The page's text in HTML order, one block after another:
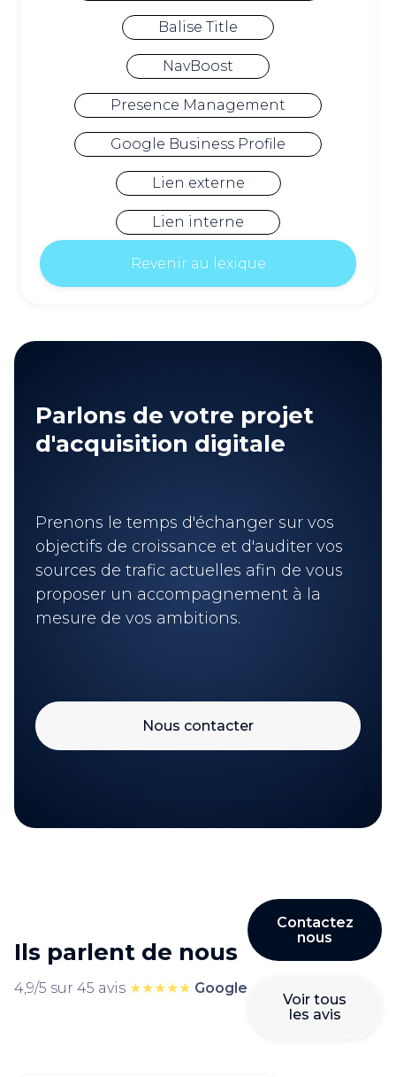
Balise Title
NavBoost
Presence Management
Google Business Profile
Lien externe
Lien interne
Revenir au lexique
Parlons de votre projet
d'acquisition digitale
Prenons le temps d'échanger sur vos
objectifs de croissance et d'auditer vos
sources de trafic actuelles afin de vous
proposer un accompagnement à la
mesure de vos ambitions.
Nous contacter
Ils parlent de nous
4,9/5 sur 45 avis ★★★★★ Google
Contactez
nous
Voir tous
les avis